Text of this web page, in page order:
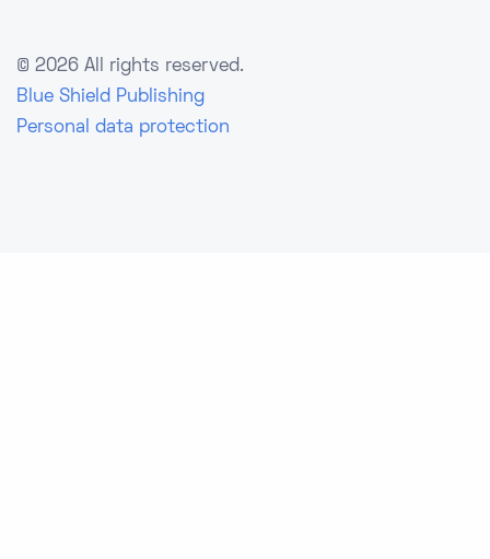
© 2026 All rights reserved.
Blue Shield Publishing
Personal data protection